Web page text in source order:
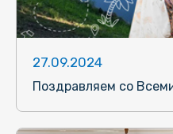
27.09.2024
Поздравляем со